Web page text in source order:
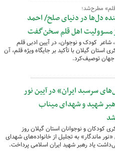
مطرح‌شد؛
دل‌ها در دنیای صلح/ احمد
مسوولیت اهل قلم سخن‌گفت
کودک و نوجوان، در آیین ادبی قلم
استان گیلان با تأکید بر جایگاه ویژه قلم، آن
جهان توصیف‌کرد.
سرسبد ایران» در آیین نور
شهید و شهدای میناب
کودکان و نوجوانان استان گیلان روز
آیین حماسی «نور ماندگار» به تجلیل از خانواده‌های شهدای
یاد رهبر شهید ایران اسلامی پرداخت.